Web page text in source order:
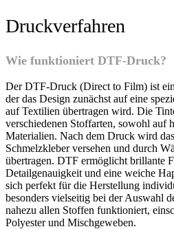
Druckverfahren
Wie funktioniert DTF-Druck?
Der DTF-Druck (Direct to Film) ist
der das Design zunächst auf eine
auf Textilien übertragen wird. Die
verschiedenen Stoffarten, sowohl auf
Materialien. Nach dem Druck wird
Schmelzkleber versehen und durch
übertragen. DTF ermöglicht brillante
Detailgenauigkeit und eine weiche
sich perfekt für die Herstellung
besonders vielseitig bei der Auswahl
nahezu allen Stoffen funktioniert,
Polyester und Mischgeweben.